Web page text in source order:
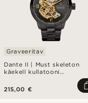
Dante II | Must skeleton
käekell kullatooni
Graveeritav
215,00 €